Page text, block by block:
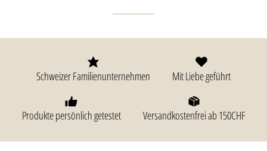
Schweizer Familienunternehmen Mit Liebe geführt
Produkte persönlich getestet Versandkostenfrei ab 150CHF